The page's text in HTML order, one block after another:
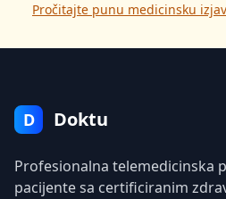
Pročitajte punu medicinsku
D Doktu
Profesionalna telemedicinska
pacijente sa certificiranim